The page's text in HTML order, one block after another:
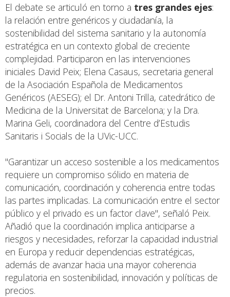
El debate se articuló en torno a tres grandes ejes:
la relación entre genéricos y ciudadanía, la
sostenibilidad del sistema sanitario y la autonomía
estratégica en un contexto global de creciente
complejidad. Participaron en las intervenciones
iniciales David Peix; Elena Casaus, secretaria general
de la Asociación Española de Medicamentos
Genéricos (AESEG); el Dr. Antoni Trilla, catedrático de
Medicina de la Universitat de Barcelona; y la Dra.
Marina Geli, coordinadora del Centre d’Estudis
Sanitaris i Socials de la UVic-UCC.
"Garantizar un acceso sostenible a los medicamentos
requiere un compromiso sólido en materia de
comunicación, coordinación y coherencia entre todas
las partes implicadas. La comunicación entre el sector
público y el privado es un factor clave", señaló Peix.
Añadió que la coordinación implica anticiparse a
riesgos y necesidades, reforzar la capacidad industrial
en Europa y reducir dependencias estratégicas,
además de avanzar hacia una mayor coherencia
regulatoria en sostenibilidad, innovación y políticas de
precios.